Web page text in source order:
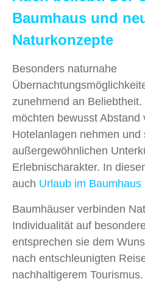
Baumhaus und
Naturkonzepte
Besonders naturnahe
zunehmend an
möchten bewusst Abstand
Hotelanlagen nehmen und
außergewöhnlichen
Erlebnischarakter. In
auch Urlaub im Baumhaus
Baumhäuser verbinden
Individualität auf
entsprechen sie dem
nach entschleunigten
nachhaltigerem Tourismus.